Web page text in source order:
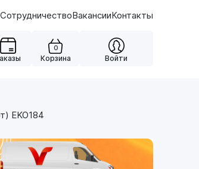
СотрудничествоВакансииКонтакты
0
Корзина Войти
EKO184